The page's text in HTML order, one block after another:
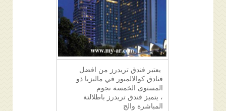
يعتبر فندق تريدرز من افضل
فنادق كوالالمبور في ماليزيا ذو
المستوى الخمسة نجوم
، يتميز فندق تريدرز باطلالتة
المباشرة والج